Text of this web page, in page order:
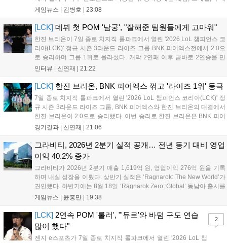
존이 마련됐으며 8일 오후 2시 인비테이셔널, 15일 오후 2시 스트리머
다. 사전 예약은 조기 마감될 만큼 큰 인기를 끌고 있다....
게임뉴스 | 김병호 23:08
[LCK] 데뷔 첫 POM '남궁', "잘해준 팀원들에게 고마워"
한진 브리온이 7일 종로 치지직 롤파크에서 열린 '2026 LoL 챔피언스 코
리아(LCK)' 정규 시즌 3라운드 라이즈 그룹 BNK 피어엑스전에서 2:0으
로 승리하며 그룹 1위로 올라섰다. 개막 2연패 이후 곧바로 2연승을 만
들어내면서 이어질 4라운드에 대한 기대감을 올렸다. 다음은 이날 데뷔
인터뷰 | 신연재 21:22
[LCK] 한진 브리온, BNK 피어엑스 꺾고 '라이즈 1위' 등극
7일 종로 치지직 롤파크에서 열린 '2026 LoL 챔피언스 코리아(LCK)' 정
규 시즌 3라운드 라이즈 그룹, BNK 피어엑스와 한진 브리온의 대결에서
한진 브리온이 2:0으로 승리했다. 이번 승리로 한진 브리온은 BNK 피어
엑스를 제치고 라이즈 그룹 1위로 올라섰다. 1세트, 한진 브리온이 '로머'
경기결과 | 신연재 21:06
그라비티, 2026년 2분기 실적 공개… 전년 동기 대비 영업
이익 40.2% 증가
그라비티가 2026년 2분기 매출 1,619억 원, 영업이익 276억 원을 기록
하며 내실 성장을 이뤘다. 상반기 실적은 ‘Ragnarok: The New World’가
견인했다. 하반기에는 8월 18일 ‘Ragnarok Zero: Global’ 동남아 출시를
시작으로 9월 3일 ‘달려라 헤베레케 EX’, 9월 22일 ‘갈바테인’ 등 다양한
이’ 출시가 예정돼 있으며, 2027년에는 ‘Ragnarok 3’ 등 대작을 글로벌
출시할 계획이다. 그라비티는 조인트벤처 설립과 라그나로크 에코 시스
템 구축을 통해 신성장 동력을 확보할 방침이다....
게임뉴스 | 윤홍만 19:38
[LCK] 2연속 POM '룰러', "'듀로'와 바텀 구도 연습
많이 했다"
젠지 e스포츠가 7일 종로 치지직 롤파크에서 열린 '2026 LoL 챔
2